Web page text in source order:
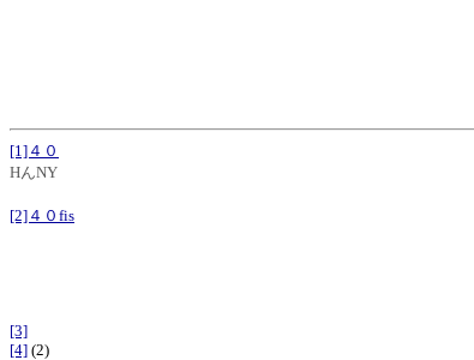
[1]４０
HんNY
[2]４０fis
[3]
[4] (2)